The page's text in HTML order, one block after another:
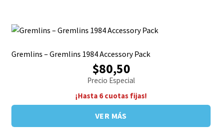
Gremlins – Gremlins 1984 Accessory Pack
$80,50
Precio Especial
¡Hasta 6 cuotas fijas!
VER MÁS